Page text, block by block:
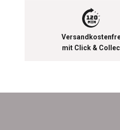
mit Click &